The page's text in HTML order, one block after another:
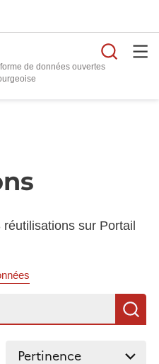
de données ouvertes
sur Portail